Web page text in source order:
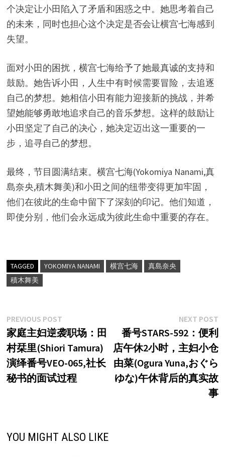
个决定让小田陷入了矛盾和困惑之中。她思考着自己
的未来，同时也担心这个决定是否会让横宫七海感到
失望。
面对小田的困扰，横宫七海给予了她最真诚的支持和
鼓励。她告诉小田，人生中有时候需要冒险，去追逐
自己的梦想。她相信小田有能力迎接新的挑战，并希
望她能够勇敢地追求自己的音乐梦想。这样的鼓励让
小田坚定了自己的决心，她决定迈出这一重要的一
步，追寻自己的梦想。
最终，节目圆满结束。横宫七海(Yokomiya Nanami,真
島奈央,積木舞美)和小田之间的纽带变得更加牢固，
他们在彼此的生命中留下了深刻的印记。他们知道，
即使分别，他们会永远成为彼此生命中重要的存在。
TAGGED YOKOMIYA NANAMI 横宫七海
真島奈央
積木舞美
文
章
导
航
PREVIOUS POSTPrevious
post:
家庭主妇逆袭职场：田
村栞里(Shiori Tamura)
演绎番号VEO-065,社长
秘书的面试过程
NEXT POST
番号STARS-592：便利
店午休2小时，主妇小仓
由菜(Ogura Yuna,おぐら
ゆな)午休背后的真实故
事
YOU MIGHT ALSO LIKE